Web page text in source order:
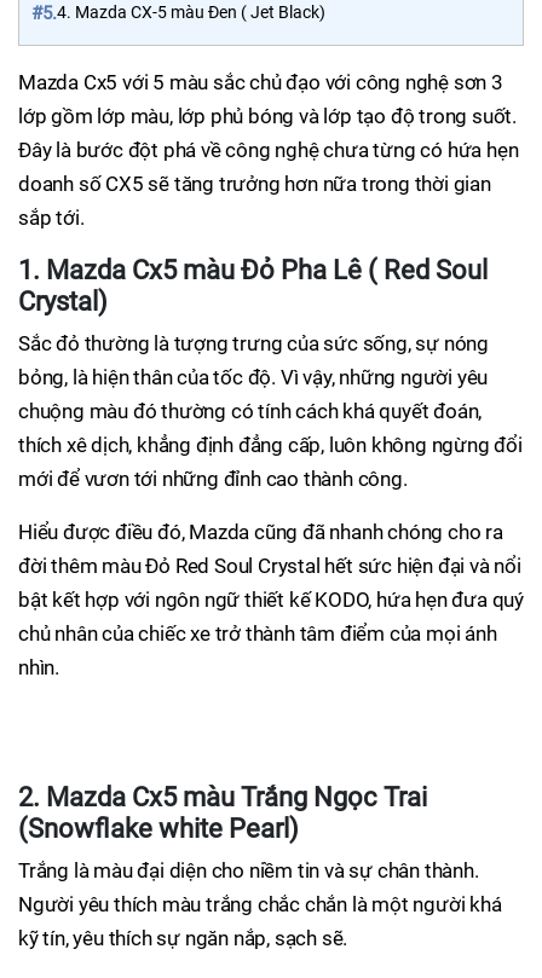
#5.4. Mazda CX-5 màu Đen ( Jet Black)
Mazda Cx5 với 5 màu sắc chủ đạo với công nghệ sơn 3
lớp gồm lớp màu, lớp phủ bóng và lớp tạo độ trong suốt.
Đây là bước đột phá về công nghệ chưa từng có hứa hẹn
doanh số CX5 sẽ tăng trưởng hơn nữa trong thời gian
sắp tới.
1. Mazda Cx5 màu Đỏ Pha Lê ( Red Soul
Crystal)
Sắc đỏ thường là tượng trưng của sức sống, sự nóng
bỏng, là hiện thân của tốc độ. Vì vậy, những người yêu
chuộng màu đó thường có tính cách khá quyết đoán,
thích xê dịch, khẳng định đẳng cấp, luôn không ngừng đổi
mới để vươn tới những đỉnh cao thành công.
Hiểu được điều đó, Mazda cũng đã nhanh chóng cho ra
đời thêm màu Đỏ Red Soul Crystal hết sức hiện đại và nổi
bật kết hợp với ngôn ngữ thiết kế KODO, hứa hẹn đưa quý
chủ nhân của chiếc xe trở thành tâm điểm của mọi ánh
nhìn.
2. Mazda Cx5 màu Trắng Ngọc Trai
(Snowflake white Pearl)
Trắng là màu đại diện cho niềm tin và sự chân thành.
Người yêu thích màu trắng chắc chắn là một người khá
kỹ tín, yêu thích sự ngăn nắp, sạch sẽ.